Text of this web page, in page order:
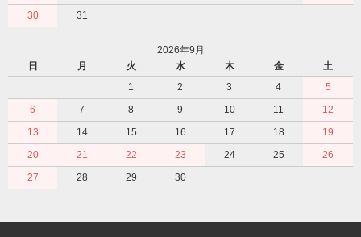
30
31
2026年9月
日
月 火 水 木 金
土
1
2 3 4
5
6
7 8 9 10 11
12
13
14 15 16 17 18
19
20
21 22 23 24 25
26
27
28 29 30